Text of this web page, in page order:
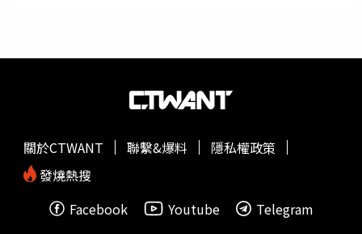
關於CTWANT 聯繫&爆料
隱私權政策
發燒熱搜
Facebook
Youtube Telegram